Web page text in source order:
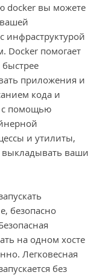
docker вы можете
инфраструктурой
Docker помогает
приложения и
кода и
с помощью
и утилиты,
выкладывать ваши
безопасно
на одном хосте
Легковесная
без